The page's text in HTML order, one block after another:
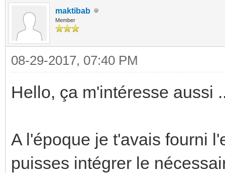
maktibab
Member
08-29-2017, 07:40 PM
Hello, ça m'intéresse aussi
A l'époque je t'avais fourni
puisses intégrer le